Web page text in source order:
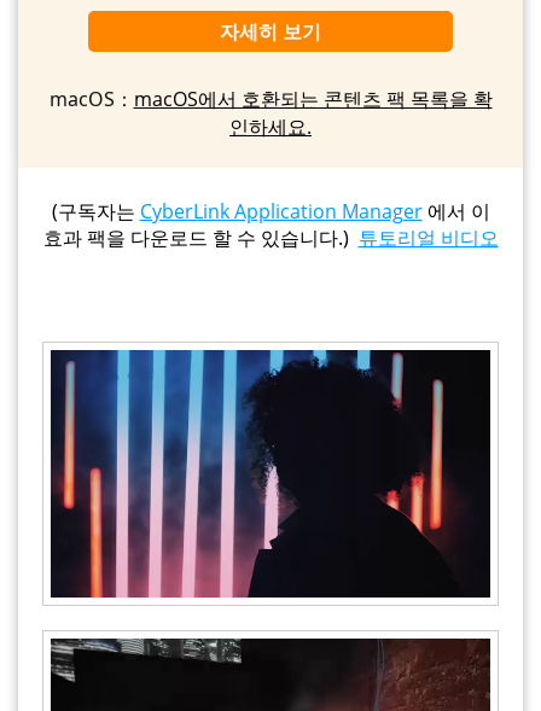
자세히 보기
macOS： macOS에서 호환되는 콘텐츠 팩 목록을 확
인하세요.
(구독자는 CyberLink Application Manager에서 이
효과 팩을 다운로드 할 수 있습니다.) 튜토리얼 비디오